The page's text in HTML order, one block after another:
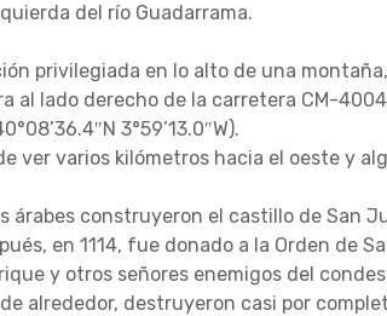
del río Guadarrama.
privilegiada en lo alto de una
al lado derecho de la carretera CM-
3°59’13.0″W).
ver varios kilómetros hacia el oeste y
árabes construyeron el castillo de San
en 1114, fue donado a la Orden de
y otros señores enemigos del
alrededor, destruyeron casi por